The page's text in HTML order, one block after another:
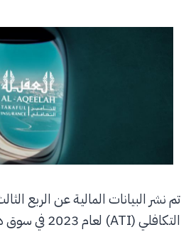
تم نشر البيانات المالية عن الربع
التكافلي (ATI) لعام 2023 في سوق دمشق للأوراق المالية.